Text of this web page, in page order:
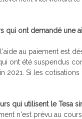
qui ont demandé une
l'aide au paiement est
ont été suspendus
2021. Si les
qui utilisent le Tesa
n'est prévu au